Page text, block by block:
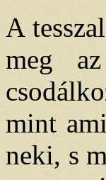
A
meg
mint
neki, s